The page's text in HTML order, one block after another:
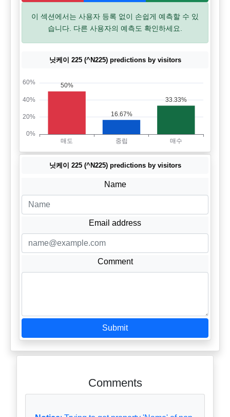
이 섹션에서는 사용자 등록 없이 손쉽게 예측할 수 있
습니다. 다른 사용자의 예측도 확인하세요.
닛케이 225 (^N225) predictions by visitors
닛케이 225 (^N225) predictions by visitors
Name
Email address
Comment
Submit
Comments